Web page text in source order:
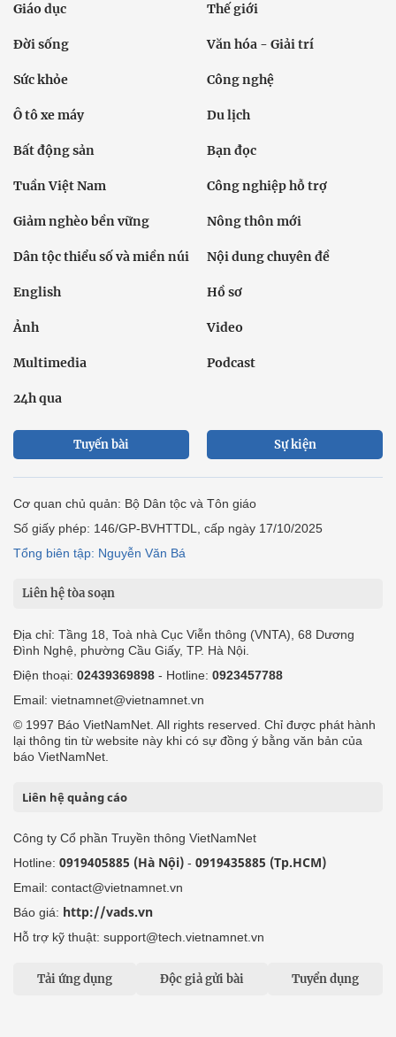
Giáo dục Thế giới
Đời sống Văn hóa - Giải trí
Sức khỏe Công nghệ
Ô tô xe máy Du lịch
Bất động sản Bạn đọc
Tuần Việt Nam Công nghiệp hỗ trợ
Giảm nghèo bền vững Nông thôn mới
Dân tộc thiểu số và miền núi Nội dung chuyên đề
English Hồ sơ
Ảnh Video
Multimedia Podcast
24h qua
Tuyến bài Sự kiện
Cơ quan chủ quản: Bộ Dân tộc và Tôn giáo
Số giấy phép: 146/GP-BVHTTDL, cấp ngày 17/10/2025
Tổng biên tập: Nguyễn Văn Bá
Liên hệ tòa soạn
Địa chỉ: Tầng 18, Toà nhà Cục Viễn thông (VNTA), 68 Dương
Đình Nghệ, phường Cầu Giấy, TP. Hà Nội.
Điện thoại: 02439369898 - Hotline: 0923457788
Email: vietnamnet@vietnamnet.vn
© 1997 Báo VietNamNet. All rights reserved. Chỉ được phát hành
lại thông tin từ website này khi có sự đồng ý bằng văn bản của
báo VietNamNet.
Liên hệ quảng cáo
Công ty Cổ phần Truyền thông VietNamNet
Hotline: 0919405885 (Hà Nội) - 0919435885 (Tp.HCM)
Email: contact@vietnamnet.vn
Báo giá: http://vads.vn
Hỗ trợ kỹ thuật: support@tech.vietnamnet.vn
Tải ứng dụng Độc giả gửi bài Tuyển dụng